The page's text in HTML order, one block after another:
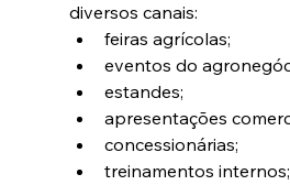
diversos canais:
feiras agrícolas;
eventos do
estandes;
apresentações
concessionárias;
treinamentos internos;